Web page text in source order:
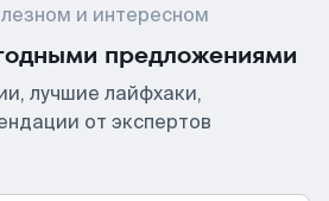
и интересном
предложениями
лучшие лайфхаки,
от экспертов